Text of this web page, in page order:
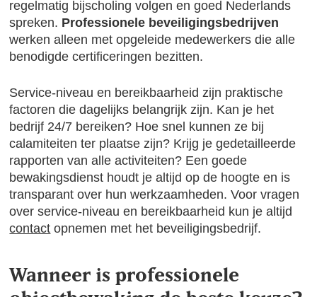
regelmatig bijscholing volgen en goed Nederlands
spreken. Professionele beveiligingsbedrijven
werken alleen met opgeleide medewerkers die alle
benodigde certificeringen bezitten.
Service-niveau en bereikbaarheid zijn praktische
factoren die dagelijks belangrijk zijn. Kan je het
bedrijf 24/7 bereiken? Hoe snel kunnen ze bij
calamiteiten ter plaatse zijn? Krijg je gedetailleerde
rapporten van alle activiteiten? Een goede
bewakingsdienst houdt je altijd op de hoogte en is
transparant over hun werkzaamheden. Voor vragen
over service-niveau en bereikbaarheid kun je altijd
contact opnemen met het beveiligingsbedrijf.
Wanneer is professionele